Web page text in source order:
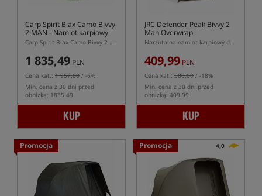
Carp Spirit Blax Camo Bivvy
2 MAN - Namiot karpiowy
Carp Spirit Blax Camo Bivvy 2 Man – dwuosobowy namiot karpiowy 5000 mm
1 835,49 PLN
Cena kat.: 1 957,00 / -6%
Min. cena z 30 dni przed
obniżką: 1835.49
KUP
JRC Defender Peak Bivvy 2
Man Overwrap
Narzuta na namiot karpiowy dwuosobowy
409,99 PLN
Cena kat.: 500,00 / -18%
Min. cena z 30 dni przed
obniżką: 409.99
KUP
Promocja Promocja 4,0